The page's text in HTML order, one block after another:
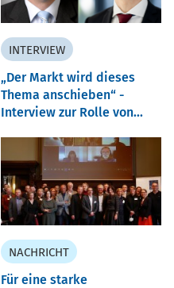
INTERVIEW
Der Markt wird dieses
Thema anschieben“ -
Interview zur Rolle von...
NACHRICHT
Für eine starke